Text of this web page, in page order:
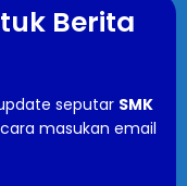
Berita
seputar SMK
masukan email